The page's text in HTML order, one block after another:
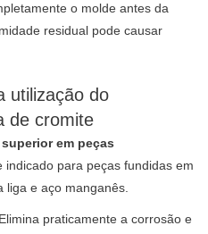
o molde antes da
residual pode causar
utilização do
de cromite
em peças
indicado para peças fundidas em
liga e aço manganês.
praticamente a corrosão e